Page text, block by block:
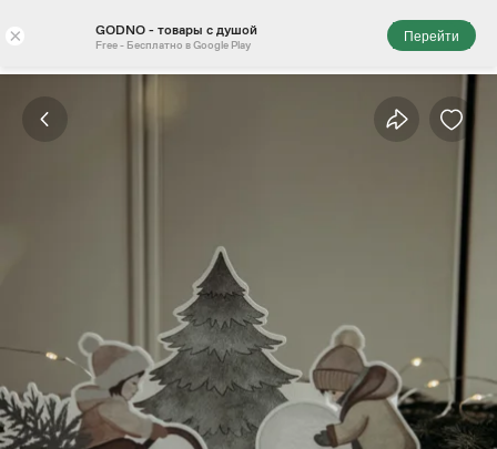
× GODNO - товары с душой
Free - Бесплатно в Google Play
Перейти